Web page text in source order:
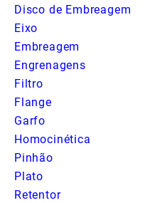
Disco de Embreagem
Eixo
Embreagem
Engrenagens
Filtro
Flange
Garfo
Homocinética
Pinhão
Plato
Retentor